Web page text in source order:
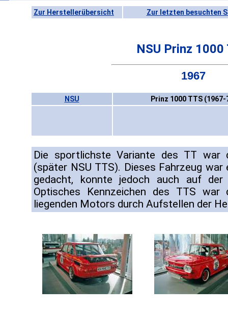
Zur Herstellerübersicht Zur letzten besuchten
NSU Prinz 1000
1967
NSU Prinz 1000 TTS (1967-
Die sportlichste Variante des TT war
(später NSU TTS). Dieses Fahrzeug
gedacht, konnte jedoch auch auf der
Optisches Kennzeichen des TTS
liegenden Motors durch Aufstellen der